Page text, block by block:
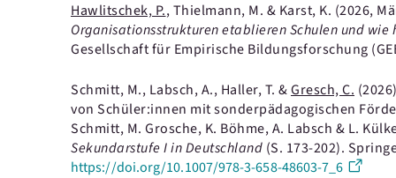
Hawlitschek, P., Thielmann, M. & Karst, K. (2026,
Organisationsstrukturen etablieren Schulen und wie
Gesellschaft für Empirische Bildungsforschung
Schmitt, M., Labsch, A., Haller, T. &Gresch, C.
von Schüler:innen mit sonderpädagogischen
Schmitt, M. Grosche, K. Böhme, A. Labsch & L.
Sekundarstufe I in Deutschland (S. 173-202).
https://doi.org/10.1007/978-3-658-48603-7_6